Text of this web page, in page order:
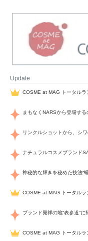
Update
COSME at MAG トータル
COSME at MAG トータル
COSME at MAG トータル